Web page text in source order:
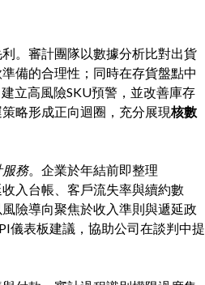
。審計團隊以數據分析比對出貨
備的合理性；同時在存貨盤點中
立高風險SKU預警，並改善庫存
略形成正向迴圈，充分展現核數
務。企業於年結前即整理
入台帳、客戶流失率與續約數
險導向聚焦於收入準則與遞延政
儀表板建議，協助公司在談判中提